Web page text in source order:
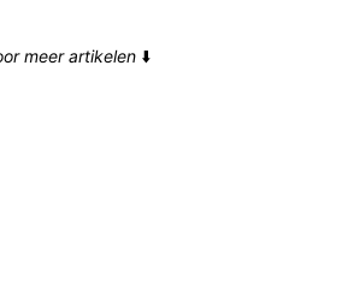
meer artikelen ⬇️